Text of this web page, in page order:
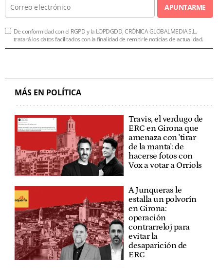
APUNTARME
De conformidad con el RGPD y la LOPDGDD, CRÓNICA GLOBALMEDIA S.L.
tratará los datos facilitados con la finalidad de remitirle noticias de actualidad.
MÁS EN POLÍTICA
Travis, el verdugo de
ERC en Girona que
amenaza con 'tirar
de la manta': de
hacerse fotos con
Vox a votar a Orriols
A Junqueras le
estalla un polvorín
en Girona:
operación
contrarreloj para
evitar la
desaparición de
ERC